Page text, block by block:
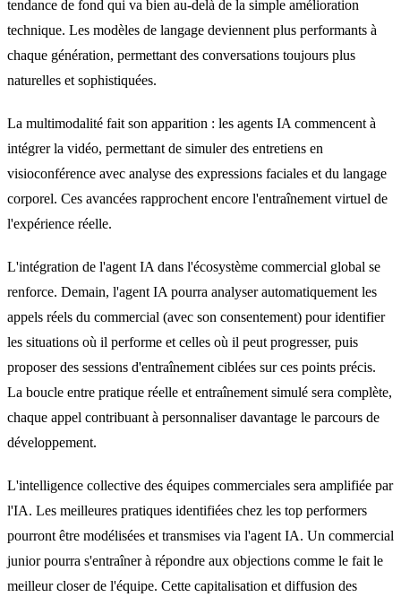
tendance de fond qui va bien au-delà de la simple amélioration
technique. Les modèles de langage deviennent plus performants à
chaque génération, permettant des conversations toujours plus
naturelles et sophistiquées.
La multimodalité fait son apparition : les agents IA commencent à
intégrer la vidéo, permettant de simuler des entretiens en
visioconférence avec analyse des expressions faciales et du langage
corporel. Ces avancées rapprochent encore l'entraînement virtuel de
l'expérience réelle.
L'intégration de l'agent IA dans l'écosystème commercial global se
renforce. Demain, l'agent IA pourra analyser automatiquement les
appels réels du commercial (avec son consentement) pour identifier
les situations où il performe et celles où il peut progresser, puis
proposer des sessions d'entraînement ciblées sur ces points précis.
La boucle entre pratique réelle et entraînement simulé sera complète,
chaque appel contribuant à personnaliser davantage le parcours de
développement.
L'intelligence collective des équipes commerciales sera amplifiée par
l'IA. Les meilleures pratiques identifiées chez les top performers
pourront être modélisées et transmises via l'agent IA. Un commercial
junior pourra s'entraîner à répondre aux objections comme le fait le
meilleur closer de l'équipe. Cette capitalisation et diffusion des